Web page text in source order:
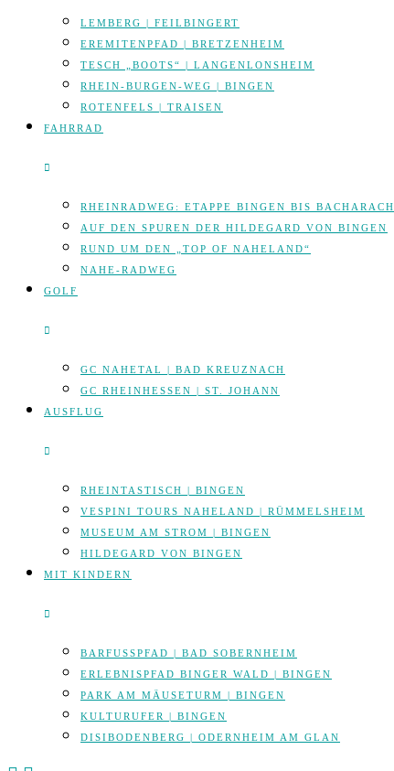
LEMBERG | FEILBINGERT
EREMITENPFAD | BRETZENHEIM
TESCH „BOOTS“ | LANGENLONSHEIM
RHEIN-BURGEN-WEG | BINGEN
ROTENFELS | TRAISEN
FAHRRAD
RHEINRADWEG: ETAPPE BINGEN BIS BACHARACH
AUF DEN SPUREN DER HILDEGARD VON BINGEN
RUND UM DEN „TOP OF NAHELAND“
NAHE-RADWEG
GOLF
GC NAHETAL | BAD KREUZNACH
GC RHEINHESSEN | ST. JOHANN
AUSFLUG
RHEINTASTISCH | BINGEN
VESPINI TOURS NAHELAND | RÜMMELSHEIM
MUSEUM AM STROM | BINGEN
HILDEGARD VON BINGEN
MIT KINDERN
BARFUSSPFAD | BAD SOBERNHEIM
ERLEBNISPFAD BINGER WALD | BINGEN
PARK AM MÄUSETURM | BINGEN
KULTURUFER | BINGEN
DISIBODENBERG | ODERNHEIM AM GLAN